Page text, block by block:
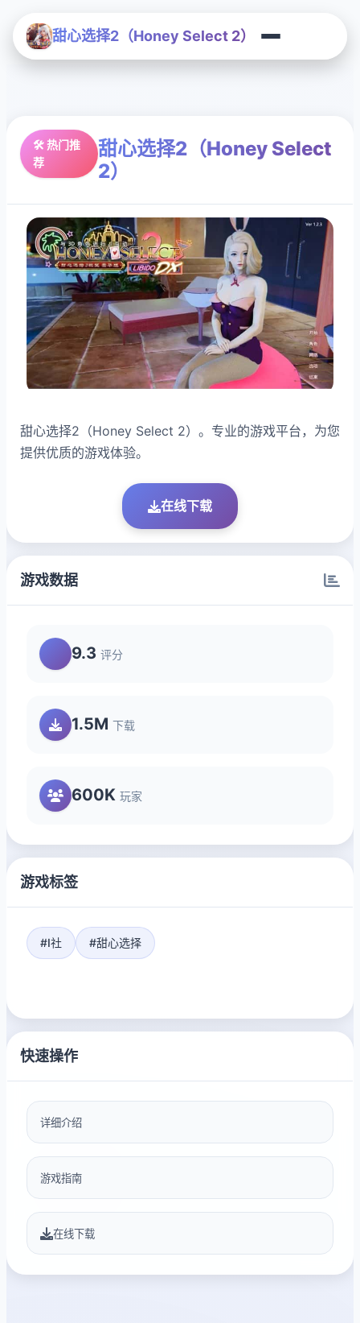
甜心选择2（Honey Select 2）
🛠️ 热门推
荐
甜心选择2（Honey Select
2）
甜心选择2（Honey Select 2）。专业的游戏平台，为您
提供优质的游戏体验。
在线下载
游戏数据
9.3 评分
1.5M 下载
600K 玩家
游戏标签
#I社 #甜心选择
快速操作
详细介绍
游戏指南
在线下载